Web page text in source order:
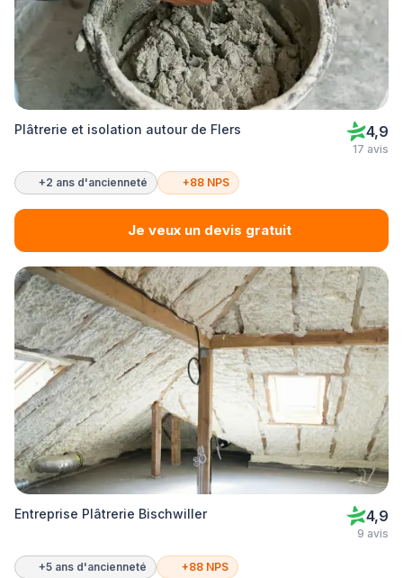
Plâtrerie et isolation autour de Flers 4,9
17 avis
+2 ans d'ancienneté +88 NPS
Je veux un devis gratuit
Entreprise Plâtrerie Bischwiller 4,9
9 avis
+5 ans d'ancienneté +88 NPS